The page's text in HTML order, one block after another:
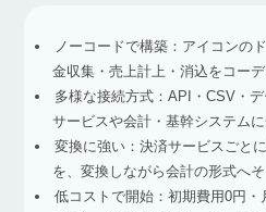
ノーコードで構築：アイコンの
金収集・売上計上・消込をコー
多様な接続方式：API・CSV・
サービスや会計・基幹システム
変換に強い：決済サービスごと
を、変換しながら会計の形式へそ
低コストで開始：初期費用0円